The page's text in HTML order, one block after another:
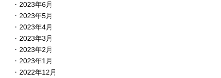
2023年6月
2023年5月
2023年4月
2023年3月
2023年2月
2023年1月
2022年12月